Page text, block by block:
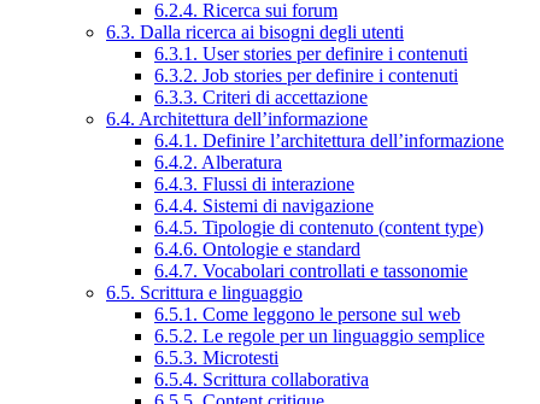
6.2.4. Ricerca sui forum
6.3. Dalla ricerca ai bisogni degli utenti
6.3.1. User stories per definire i contenuti
6.3.2. Job stories per definire i contenuti
6.3.3. Criteri di accettazione
6.4. Architettura dell’informazione
6.4.1. Definire l’architettura dell’informazione
6.4.2. Alberatura
6.4.3. Flussi di interazione
6.4.4. Sistemi di navigazione
6.4.5. Tipologie di contenuto (content type)
6.4.6. Ontologie e standard
6.4.7. Vocabolari controllati e tassonomie
6.5. Scrittura e linguaggio
6.5.1. Come leggono le persone sul web
6.5.2. Le regole per un linguaggio semplice
6.5.3. Microtesti
6.5.4. Scrittura collaborativa